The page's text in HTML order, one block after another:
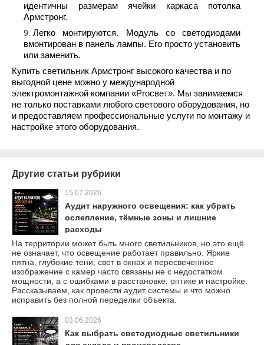
идентичны размерам ячейки каркаса потолка
Армстронг.
Легко монтируются. Модуль со светодиодами
вмонтирован в панель лампы. Его просто установить
или заменить.
Купить светильник Армстронг высокого качества и по
выгодной цене можно у международной
электромонтажной компании «Proсвет». Мы занимаемся
не только поставками любого светового оборудования, но
и предоставляем профессиональные услуги по монтажу и
настройке этого оборудования.
Другие статьи рубрики
15.07.2026
Аудит наружного освещения: как убрать
ослепление, тёмные зоны и лишние
расходы
На территории может быть много светильников, но это ещё
не означает, что освещение работает правильно. Яркие
пятна, глубокие тени, свет в окнах и пересвеченное
изображение с камер часто связаны не с недостатком
мощности, а с ошибками в расстановке, оптике и настройке.
Рассказываем, как провести аудит системы и что можно
исправить без полной переделки объекта.
03.06.2026
Как выбрать светодиодные светильники